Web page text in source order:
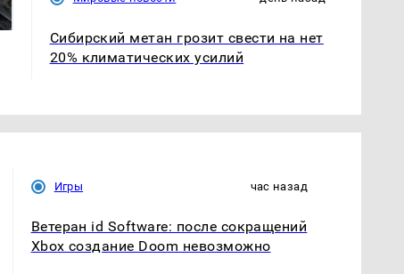
Сибирский метан грозит свести на нет
20% климатических усилий
Игры час назад
Ветеран id Software: после сокращений
Xbox создание Doom невозможно